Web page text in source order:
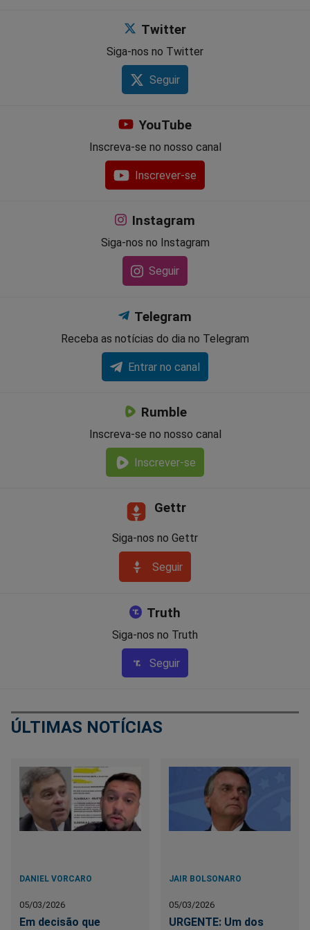
Twitter
Siga-nos no Twitter
Seguir
YouTube
Inscreva-se no nosso canal
Inscrever-se
Instagram
Siga-nos no Instagram
Seguir
Telegram
Receba as notícias do dia no Telegram
Entrar no canal
Rumble
Inscreva-se no nosso canal
Inscrever-se
Gettr
Siga-nos no Gettr
Seguir
Truth
Siga-nos no Truth
Seguir
ÚLTIMAS NOTÍCIAS
DANIEL VORCARO
05/03/2026
Em decisão que
JAIR BOLSONARO
05/03/2026
URGENTE: Um dos